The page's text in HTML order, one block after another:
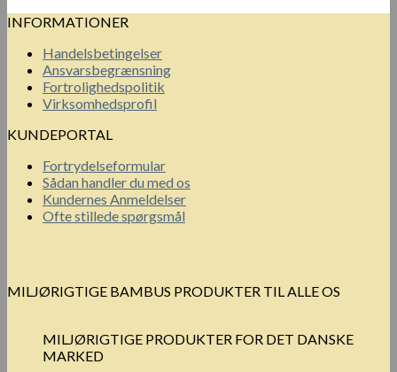
INFORMATIONER
Handelsbetingelser
Ansvarsbegrænsning
Fortrolighedspolitik
Virksomhedsprofil
KUNDEPORTAL
Fortrydelseformular
Sådan handler du med os
Kundernes Anmeldelser
Ofte stillede spørgsmål
MILJØRIGTIGE BAMBUS PRODUKTER TIL ALLE OS
MILJØRIGTIGE PRODUKTER FOR DET DANSKE
MARKED